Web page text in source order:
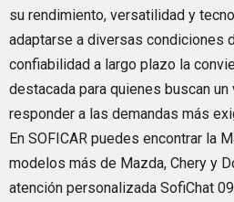
su rendimiento, versatilidad y
adaptarse a diversas condiciones
confiabilidad a largo plazo la
destacada para quienes buscan
responder a las demandas más
En SOFICAR puedes encontrar la
modelos más de Mazda, Chery y
atención personalizada SofiChat